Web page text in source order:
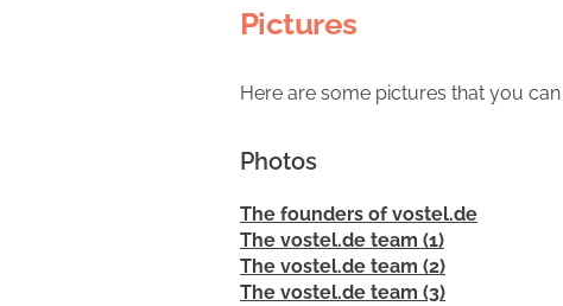
Pictures
Here are some pictures that you
Photos
The founders of vostel.de
The vostel.de team (1)
The vostel.de team (2)
The vostel.de team (3)